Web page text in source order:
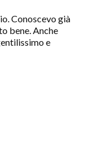
Conoscevo già
bene. Anche
e